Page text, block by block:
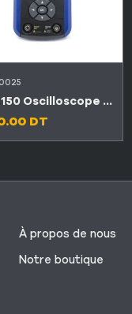
0025
AT-H150 Oscilloscope numérique portable de haute qualité
DT
À propos de nous
Notre boutique